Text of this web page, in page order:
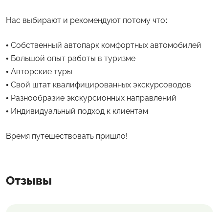
Нас выбирают и рекомендуют потому что:
• Собственный автопарк комфортных автомобилей
• Большой опыт работы в туризме
• Авторские туры
• Свой штат квалифицированных экскурсоводов
• Разнообразие экскурсионных направлений
• Индивидуальный подход к клиентам
Время путешествовать пришло!
Отзывы